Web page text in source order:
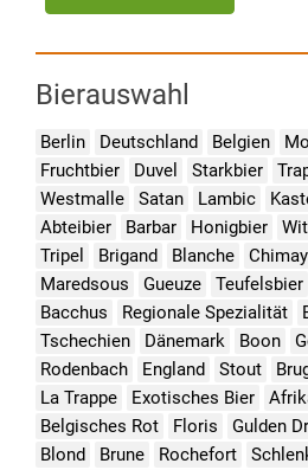
Bierauswahl
Berlin Deutschland Belgien
Fruchtbier
Duvel Starkbier
Westmalle
Satan Lambic
Abteibier
Barbar Honigbier
Tripel
Brigand Blanche Chimay
Maredsous
Gueuze Teufelsbier
Bacchus
Regionale Spezialität
Tschechien
Dänemark Boon
Rodenbach
England Stout
La Trappe
Exotisches Bier
Belgisches Rot
Floris Gulden
Blond
Brune Rochefort